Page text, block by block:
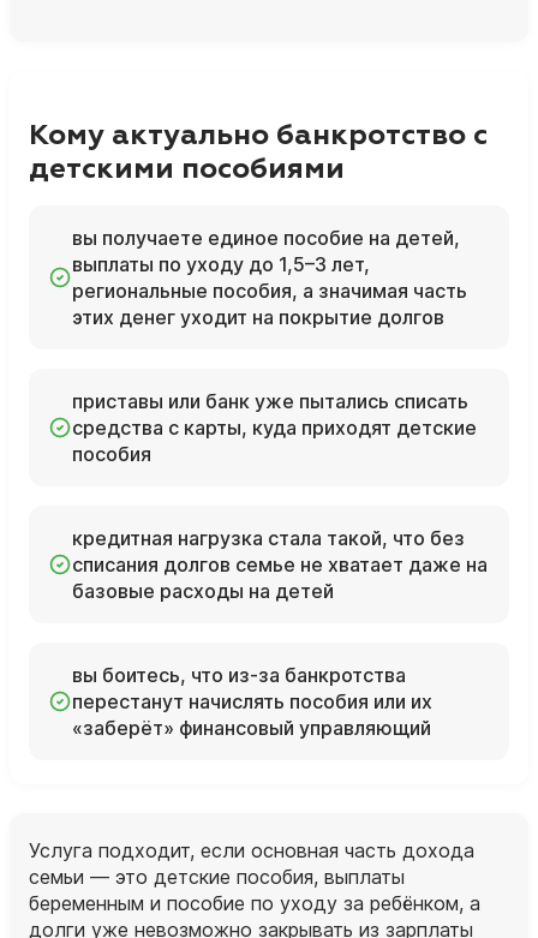
Кому актуально банкротство с
детскими пособиями
вы получаете единое пособие на детей,
выплаты по уходу до 1,5–3 лет,
региональные пособия, а значимая часть
этих денег уходит на покрытие долгов
приставы или банк уже пытались списать
средства с карты, куда приходят детские
пособия
кредитная нагрузка стала такой, что без
списания долгов семье не хватает даже на
базовые расходы на детей
вы боитесь, что из‑за банкротства
перестанут начислять пособия или их
«заберёт» финансовый управляющий
Услуга подходит, если основная часть дохода
семьи — это детские пособия, выплаты
беременным и пособие по уходу за ребёнком, а
долги уже невозможно закрывать из зарплаты